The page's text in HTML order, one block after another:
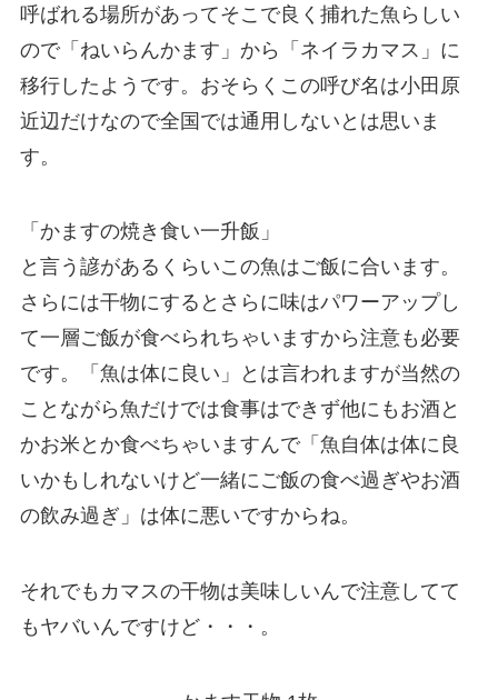
呼ばれる場所があってそこで良く捕れた魚らしい
ので「ねいらんかます」から「ネイラカマス」に
移行したようです。おそらくこの呼び名は小田原
近辺だけなので全国では通用しないとは思いま
す。
「かますの焼き食い一升飯」
と言う諺があるくらいこの魚はご飯に合います。
さらには干物にするとさらに味はパワーアップし
て一層ご飯が食べられちゃいますから注意も必要
です。「魚は体に良い」とは言われますが当然の
ことながら魚だけでは食事はできず他にもお酒と
かお米とか食べちゃいますんで「魚自体は体に良
いかもしれないけど一緒にご飯の食べ過ぎやお酒
の飲み過ぎ」は体に悪いですからね。
それでもカマスの干物は美味しいんで注意してて
もヤバいんですけど・・・。